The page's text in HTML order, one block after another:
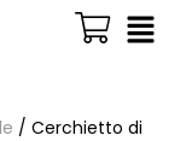
/ Cerchietto di